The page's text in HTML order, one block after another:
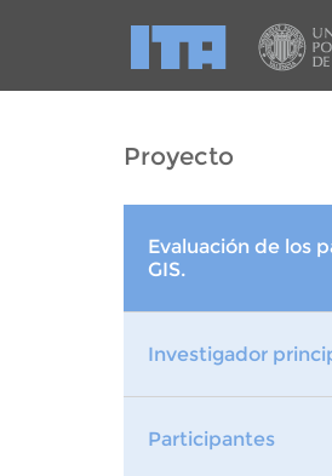
Proyecto
Evaluación de los
GIS.
Investigador
Participantes